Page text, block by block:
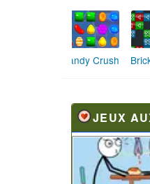
Candy Crush
JEUX